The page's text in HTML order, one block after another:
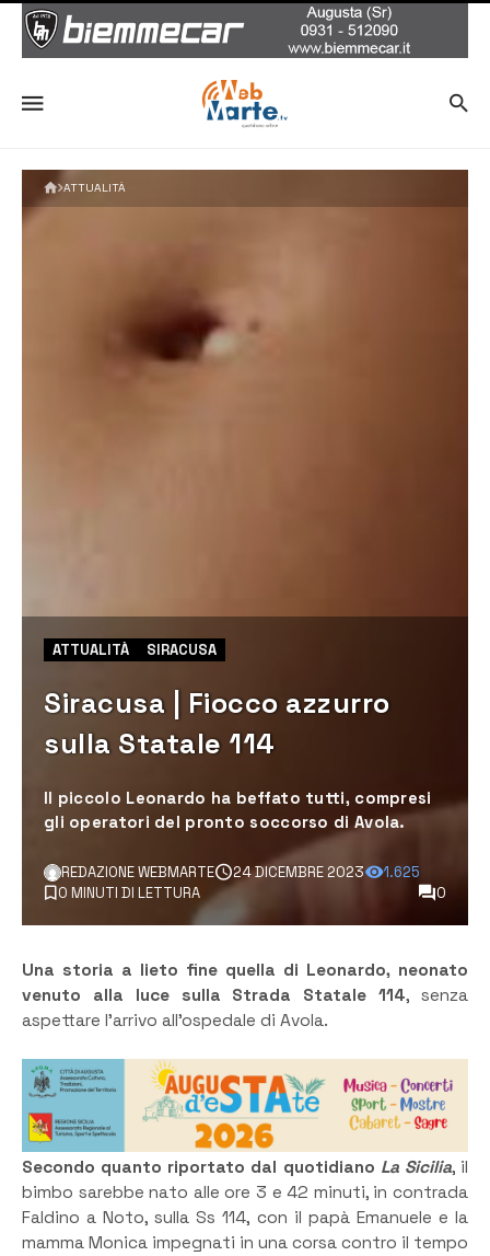
ATTUALITÀ
ATTUALITÀ SIRACUSA
Siracusa | Fiocco azzurro
sulla Statale 114
Il piccolo Leonardo ha beffato tutti, compresi
gli operatori del pronto soccorso di Avola.
REDAZIONE WEBMARTE 24 DICEMBRE 2023
1.625
0 MINUTI DI LETTURA
0
Una storia a lieto fine quella di Leonardo, neonato
venuto alla luce sulla Strada Statale 114, senza
aspettare l’arrivo all’ospedale di Avola.
Secondo quanto riportato dal quotidiano La Sicilia, il
bimbo sarebbe nato alle ore 3 e 42 minuti, in contrada
Faldino a Noto, sulla Ss 114, con il papà Emanuele e la
mamma Monica impegnati in una corsa contro il tempo